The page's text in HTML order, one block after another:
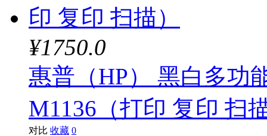
¥1750.0
惠普（HP） 黑白多功
M1136（打印 复印 扫
对比 收藏 0